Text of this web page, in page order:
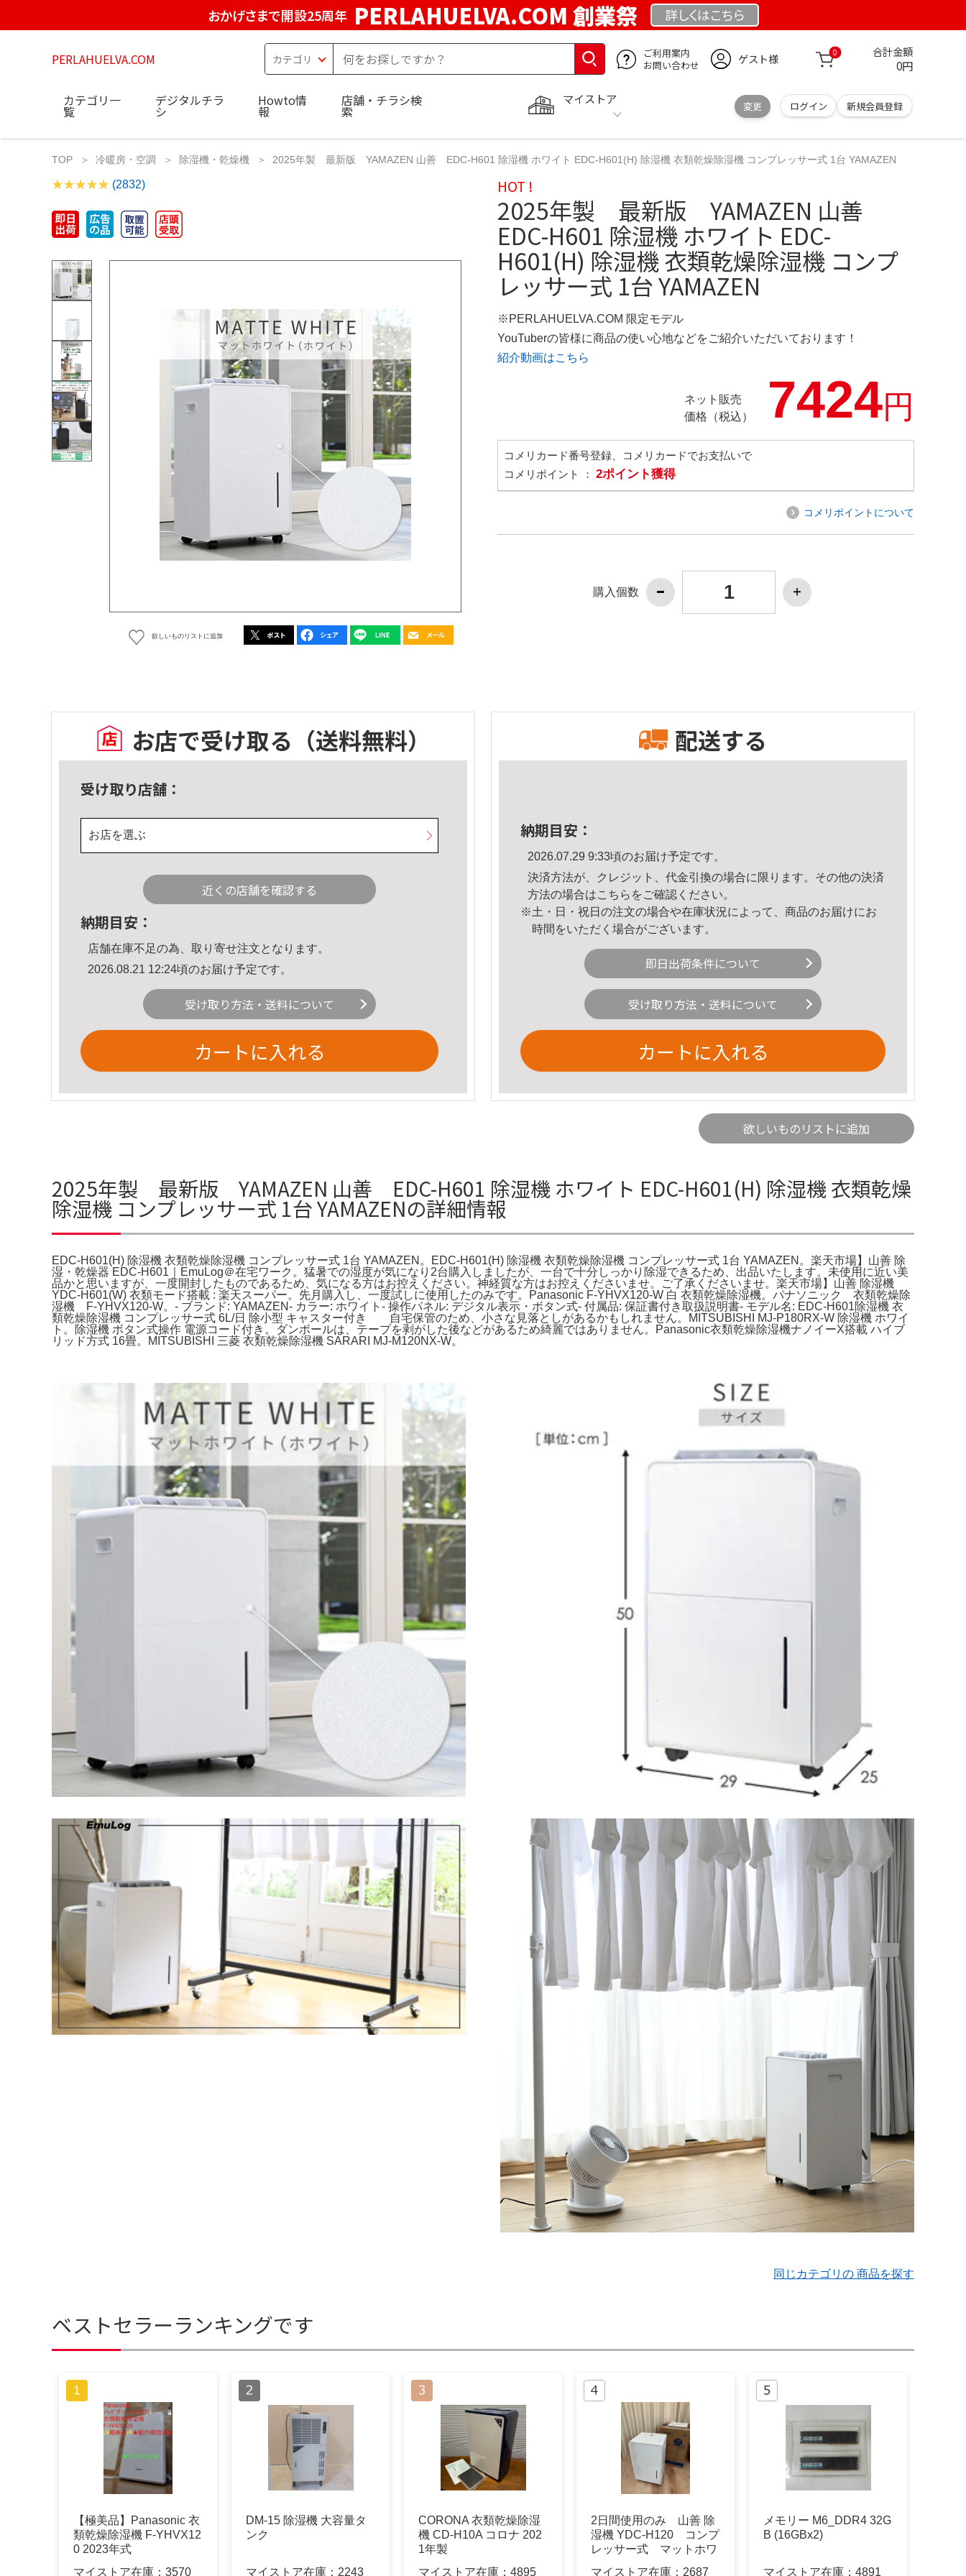
おかげさまで開設25周年 PERLAHUELVA.COM 創業祭 詳しくはこちら
PERLAHUELVA.COM
ご利用案内
お問い合わせ
ゲスト様 0 合計金額
0円
マイストア
変更 ログイン 新規会員登録
カテゴリ一
覧
デジタルチラ
シ
Howto情
報
店舗・チラシ検
索
TOP 冷暖房・空調 除湿機・乾燥機 2025年製 最新版 YAMAZEN 山善 EDC-H601 除湿機 ホワイト EDC-H601(H) 除湿機 衣類乾燥除湿機 コンプレッサー式 1台 YAMAZEN
(2832)
欲しいものリストに追加
HOT !
2025年製 最新版 YAMAZEN 山善
EDC-H601 除湿機 ホワイト EDC-
H601(H) 除湿機 衣類乾燥除湿機 コンプ
レッサー式 1台 YAMAZEN
※PERLAHUELVA.COM 限定モデル
YouTuberの皆様に商品の使い心地などをご紹介いただいております！
紹介動画はこちら
ネット販売
価格（税込）
7424円
コメリカード番号登録、コメリカードでお支払いで
コメリポイント ： 2ポイント獲得
コメリポイントについて
購入個数
お店で受け取る （送料無料）
受け取り店舗：
お店を選ぶ
近くの店舗を確認する
納期目安：
店舗在庫不足の為、取り寄せ注文となります。
2026.08.21 12:24頃のお届け予定です。
受け取り方法・送料について
カートに入れる
配送する
納期目安：
2026.07.29 9:33頃のお届け予定です。
決済方法が、クレジット、代金引換の場合に限ります。その他の決済
方法の場合はこちら をご確認ください。
※土・日・祝日の注文の場合や在庫状況によって、商品のお届けにお
時間をいただく場合がございます。
即日出荷条件について
受け取り方法・送料について
カートに入れる
欲しいものリストに追加
2025年製 最新版 YAMAZEN 山善 EDC-H601 除湿機 ホワイト EDC-H601(H) 除湿機 衣類乾燥
除湿機 コンプレッサー式 1台 YAMAZENの詳細情報
EDC-H601(H) 除湿機 衣類乾燥除湿機 コンプレッサー式 1台 YAMAZEN。EDC-H601(H) 除湿機 衣類乾燥除湿機 コンプレッサー式 1台 YAMAZEN。楽天市場】山善 除
湿・乾燥器 EDC-H601｜EmuLog＠在宅ワーク。猛暑での湿度が気になり2台購入しましたが、一台で十分しっかり除湿できるため、出品いたします。未使用に近い美
品かと思いますが、一度開封したものであるため、気になる方はお控えください。神経質な方はお控えくださいませ。ご了承くださいませ。楽天市場】山善 除湿機
YDC-H601(W) 衣類モード搭載 : 楽天スーパー。先月購入し、一度試しに使用したのみです。Panasonic F-YHVX120-W 白 衣類乾燥除湿機。パナソニック 衣類乾燥除
湿機 F-YHVX120-W。- ブランド: YAMAZEN- カラー: ホワイト- 操作パネル: デジタル表示・ボタン式- 付属品: 保証書付き取扱説明書- モデル名: EDC-H601除湿機 衣
類乾燥除湿機 コンプレッサー式 6L/日 除小型 キャスター付き 自宅保管のため、小さな見落としがあるかもしれません。MITSUBISHI MJ-P180RX-W 除湿機 ホワイ
ト。除湿機 ボタン式操作 電源コード付き。ダンボールは、テープを剥がした後などがあるため綺麗ではありません。Panasonic衣類乾燥除湿機ナノイーX搭載 ハイブ
リッド方式 16畳。MITSUBISHI 三菱 衣類乾燥除湿機 SARARI MJ-M120NX-W。
同じカテゴリの 商品を探す
ベストセラーランキングです
【極美品】Panasonic 衣
類乾燥除湿機 F-YHVX12
0 2023年式
マイストア在庫： 3570
DM-15 除湿機 大容量タ
ンク
マイストア在庫： 2243
CORONA 衣類乾燥除湿
機 CD-H10A コロナ 202
1年製
マイストア在庫： 4895
2日間使用のみ 山善 除
湿機 YDC-H120 コンプ
レッサー式 マットホワ
マイストア在庫： 2687
メモリー M6_DDR4 32G
B (16GBx2)
マイストア在庫： 4891